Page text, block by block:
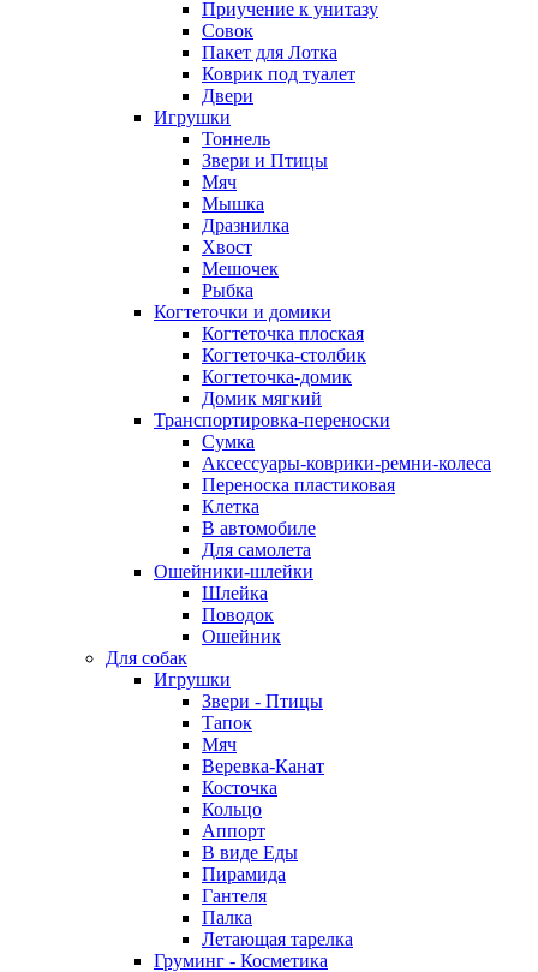
Приучение к унитазу
Совок
Пакет для Лотка
Коврик под туалет
Двери
Игрушки
Тоннель
Звери и Птицы
Мяч
Мышка
Дразнилка
Хвост
Мешочек
Рыбка
Когтеточки и домики
Когтеточка плоская
Когтеточка-столбик
Когтеточка-домик
Домик мягкий
Транспортировка-переноски
Сумка
Аксессуары-коврики-ремни-колеса
Переноска пластиковая
Клетка
В автомобиле
Для самолета
Ошейники-шлейки
Шлейка
Поводок
Ошейник
Для собак
Игрушки
Звери - Птицы
Тапок
Мяч
Веревка-Канат
Косточка
Кольцо
Аппорт
В виде Еды
Пирамида
Гантеля
Палка
Летающая тарелка
Груминг - Косметика